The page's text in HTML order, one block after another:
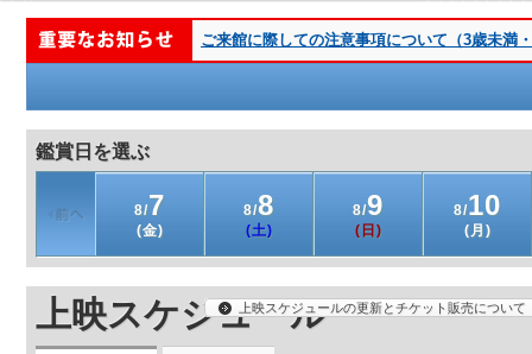
ご来館に際しての注意事項について（3歳未満
鑑賞日を選ぶ
8/7
(金)
8/8
(土)
8/9
(日)
8/10
(月)
上映スケジュール上映スケジュールの更新とチケット販売について